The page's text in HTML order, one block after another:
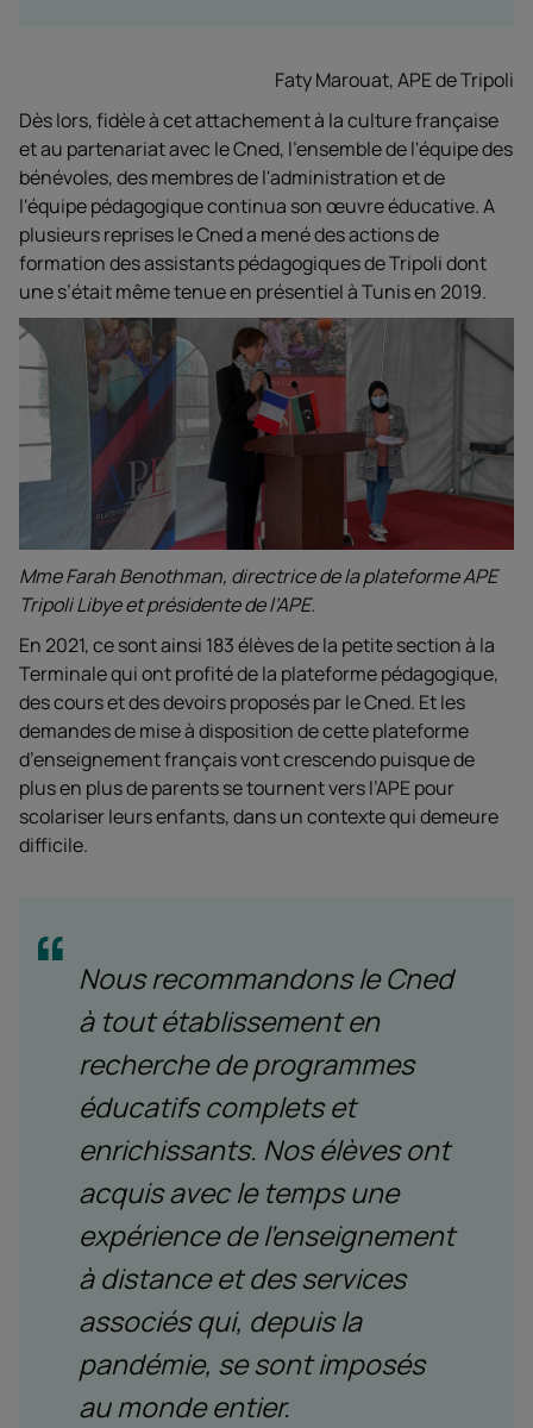
Faty Marouat, APE de Tripoli
Dès lors, fidèle à cet attachement à la culture française
et au partenariat avec le Cned, l'ensemble de l'équipe des
bénévoles, des membres de l'administration et de
l'équipe pédagogique continua son œuvre éducative. A
plusieurs reprises le Cned a mené des actions de
formation des assistants pédagogiques de Tripoli dont
une s’était même tenue en présentiel à Tunis en 2019.
Mme Farah Benothman, directrice de la plateforme APE
Tripoli Libye et présidente de l’APE.
En 2021, ce sont ainsi 183 élèves de la petite section à la
Terminale qui ont profité de la plateforme pédagogique,
des cours et des devoirs proposés par le Cned. Et les
demandes de mise à disposition de cette plateforme
d’enseignement français vont crescendo puisque de
plus en plus de parents se tournent vers l’APE pour
scolariser leurs enfants, dans un contexte qui demeure
difficile.
Nous recommandons le Cned
à tout établissement en
recherche de programmes
éducatifs complets et
enrichissants. Nos élèves ont
acquis avec le temps une
expérience de l’enseignement
à distance et des services
associés qui, depuis la
pandémie, se sont imposés
au monde entier.